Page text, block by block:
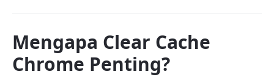
Mengapa Clear Cache
Chrome Penting?